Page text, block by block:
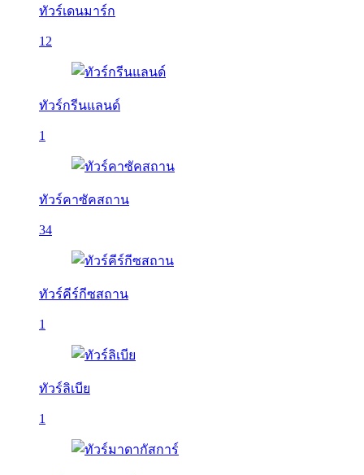
ทัวร์เดนมาร์ก
12
ทัวร์กรีนแลนด์
1
ทัวร์คาซัคสถาน
34
ทัวร์คีร์กีซสถาน
1
ทัวร์ลิเบีย
1